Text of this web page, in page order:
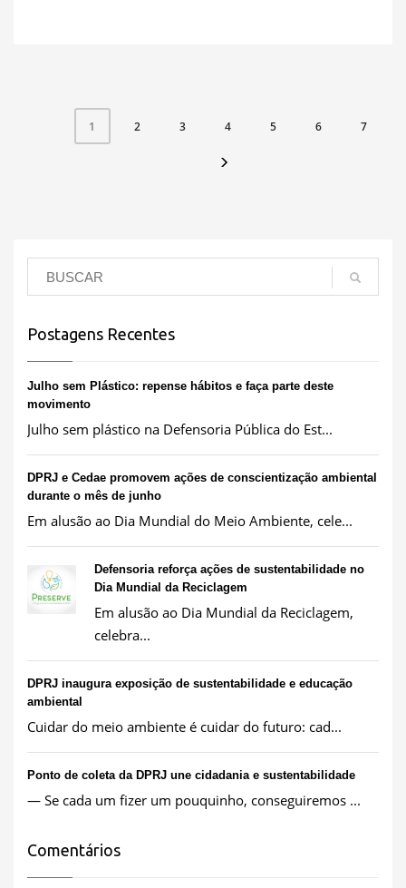
1 2 3 4 5 6 7
Postagens Recentes
Julho sem Plástico: repense hábitos e faça parte deste
movimento
Julho sem plástico na Defensoria Pública do Est...
DPRJ e Cedae promovem ações de conscientização ambiental
durante o mês de junho
Em alusão ao Dia Mundial do Meio Ambiente, cele...
Defensoria reforça ações de sustentabilidade no
Dia Mundial da Reciclagem
Em alusão ao Dia Mundial da Reciclagem,
celebra...
DPRJ inaugura exposição de sustentabilidade e educação
ambiental
Cuidar do meio ambiente é cuidar do futuro: cad...
Ponto de coleta da DPRJ une cidadania e sustentabilidade
— Se cada um fizer um pouquinho, conseguiremos ...
Comentários